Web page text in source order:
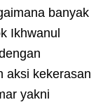
banyak
Ikhwanul
aksi kekerasan
yakni